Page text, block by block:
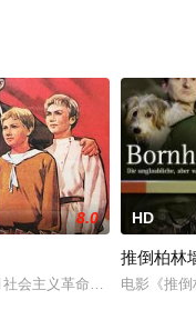
之前的战略防御转入到了战
8.0
会主义革命刚胜利不久，
HD
推倒柏林
电影《推